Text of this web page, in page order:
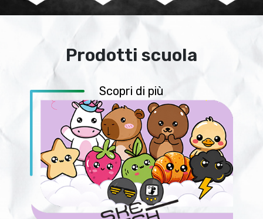
Prodotti scuola
Scopri di più